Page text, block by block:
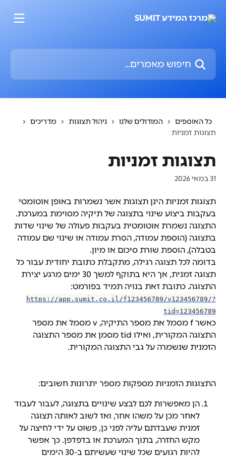
חיפוש מאמרים...
כל האוספים המודולים שלנו ניהול תצוגות
מדריכים
תצוגות זמניות
תצוגות זמניות
31 במאי 2026
תצוגות זמניות הינן תצוגות אשר נשמרות באופן אוטומטי
בעקבות ביצוע שינוי בתצוגה של תיקיה מסוימת במערכת.
התצוגה נשמרת אוטומטית בעקבות פעולה של שינוי שדות
בתצוגה (הוספת עמודה, הסרת עמודה או שינוי שם עמודה
בטבלה), הוספת שורת סיכום או מיון.
בדומה לכל תצוגה רגילה, מתקבלת כתובת יחודית עבור כל
תצוגה זמנית, אך היא בתוקף למשך 30 ימים מרגע יצירת
התצוגה. כתובת זאת בנויה תמיד בפורמט:
https://app.sumit.co.il/f123456789/v123456789/?
tid=123456789
כאשר f מסמל את מספר התיקיה, v מסמל את מספר
התצוגה המקורית, ואילו tid מסמן את מספר התצוגה
הזמנית שנשמרה על גבי התצוגה המקורית.
התצוגות הזמניות מספקות מספר יתרונות חשובים:
הן מאפשרות לכם לבצע שינויים בתצוגה, לעבור לעבוד
לאחר מכן על משהו אחר, ואז לשוב לאותה תצוגה
זמנית שעבדתם עליה לפני כן, פשוט על ידי לחיצה על
מקש החזרה, בתוך המערכת או בדפדפן. כך אפשר
להיות רגועים שכל שינוי שעשיתם ב-30 הימים